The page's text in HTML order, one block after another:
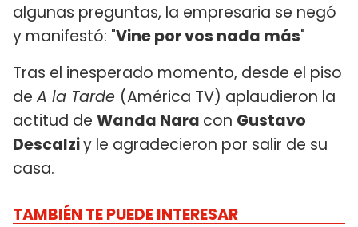
algunas preguntas, la empresaria se negó
y manifestó: "Vine por vos nada más"
Tras el inesperado momento, desde el piso
deA la Tarde (América TV) aplaudieron la
actitud de Wanda Nara con Gustavo
Descalziy le agradecieron por salir de su
casa.
TAMBIÉN TE PUEDE INTERESAR